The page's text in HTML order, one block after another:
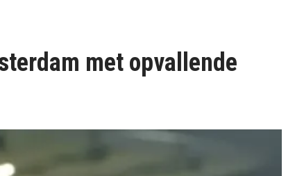
met opvallende